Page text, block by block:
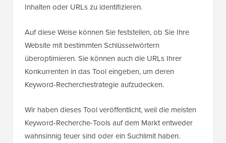
Inhalten oder URLs zu identifizieren.
Auf diese Weise können Sie feststellen, ob Sie Ihre
Website mit bestimmten Schlüsselwörtern
überoptimieren. Sie können auch die URLs Ihrer
Konkurrenten in das Tool eingeben, um deren
Keyword-Recherchestrategie aufzudecken.
Wir haben dieses Tool veröffentlicht, weil die meisten
Keyword-Recherche-Tools auf dem Markt entweder
wahnsinnig teuer sind oder ein Suchlimit haben.